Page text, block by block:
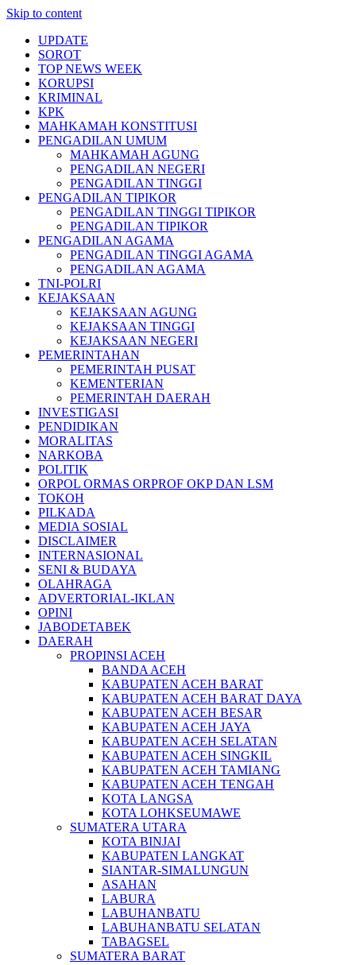
Skip to content
UPDATE
SOROT
TOP NEWS WEEK
KORUPSI
KRIMINAL
KPK
MAHKAMAH KONSTITUSI
PENGADILAN UMUM
MAHKAMAH AGUNG
PENGADILAN NEGERI
PENGADILAN TINGGI
PENGADILAN TIPIKOR
PENGADILAN TINGGI TIPIKOR
PENGADILAN TIPIKOR
PENGADILAN AGAMA
PENGADILAN TINGGI AGAMA
PENGADILAN AGAMA
TNI-POLRI
KEJAKSAAN
KEJAKSAAN AGUNG
KEJAKSAAN TINGGI
KEJAKSAAN NEGERI
PEMERINTAHAN
PEMERINTAH PUSAT
KEMENTERIAN
PEMERINTAH DAERAH
INVESTIGASI
PENDIDIKAN
MORALITAS
NARKOBA
POLITIK
ORPOL ORMAS ORPROF OKP DAN LSM
TOKOH
PILKADA
MEDIA SOSIAL
DISCLAIMER
INTERNASIONAL
SENI & BUDAYA
OLAHRAGA
ADVERTORIAL-IKLAN
OPINI
JABODETABEK
DAERAH
PROPINSI ACEH
BANDA ACEH
KABUPATEN ACEH BARAT
KABUPATEN ACEH BARAT DAYA
KABUPATEN ACEH BESAR
KABUPATEN ACEH JAYA
KABUPATEN ACEH SELATAN
KABUPATEN ACEH SINGKIL
KABUPATEN ACEH TAMIANG
KABUPATEN ACEH TENGAH
KOTA LANGSA
KOTA LOHKSEUMAWE
SUMATERA UTARA
KOTA BINJAI
KABUPATEN LANGKAT
SIANTAR-SIMALUNGUN
ASAHAN
LABURA
LABUHANBATU
LABUHANBATU SELATAN
TABAGSEL
SUMATERA BARAT